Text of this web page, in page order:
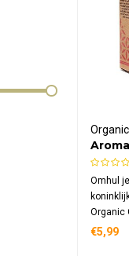
Omhul
Organic
Roos.
€5,99